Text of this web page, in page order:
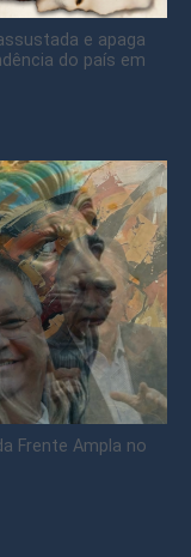
e apaga
do país em
Frente Ampla no